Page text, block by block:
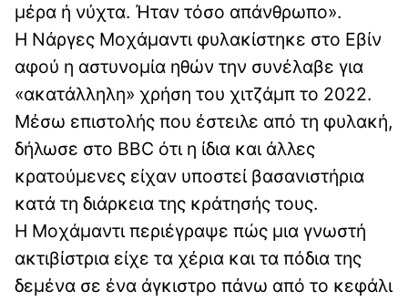
μέρα ή νύχτα. Ήταν τόσο απάνθρωπο».
Η Νάργες Μοχάμαντι φυλακίστηκε στο Εβίν
αφού η αστυνομία ηθών την συνέλαβε για
«ακατάλληλη» χρήση του χιτζάμπ το 2022.
Μέσω επιστολής που έστειλε από τη φυλακή,
δήλωσε στο BBC ότι η ίδια και άλλες
κρατούμενες είχαν υποστεί βασανιστήρια
κατά τη διάρκεια της κράτησής τους.
Η Μοχάμαντι περιέγραψε πώς μια γνωστή
ακτιβίστρια είχε τα χέρια και τα πόδια της
δεμένα σε ένα άγκιστρο πάνω από το κεφάλι